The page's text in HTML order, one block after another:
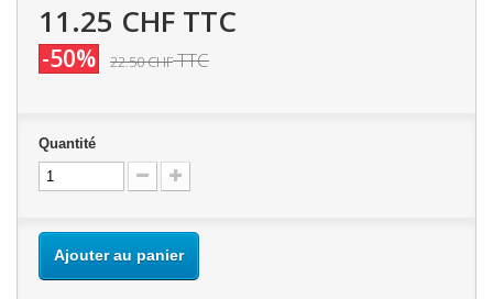
11.25 CHF TTC
-50% 22.50 CHFTTC
Quantité
Ajouter au panier